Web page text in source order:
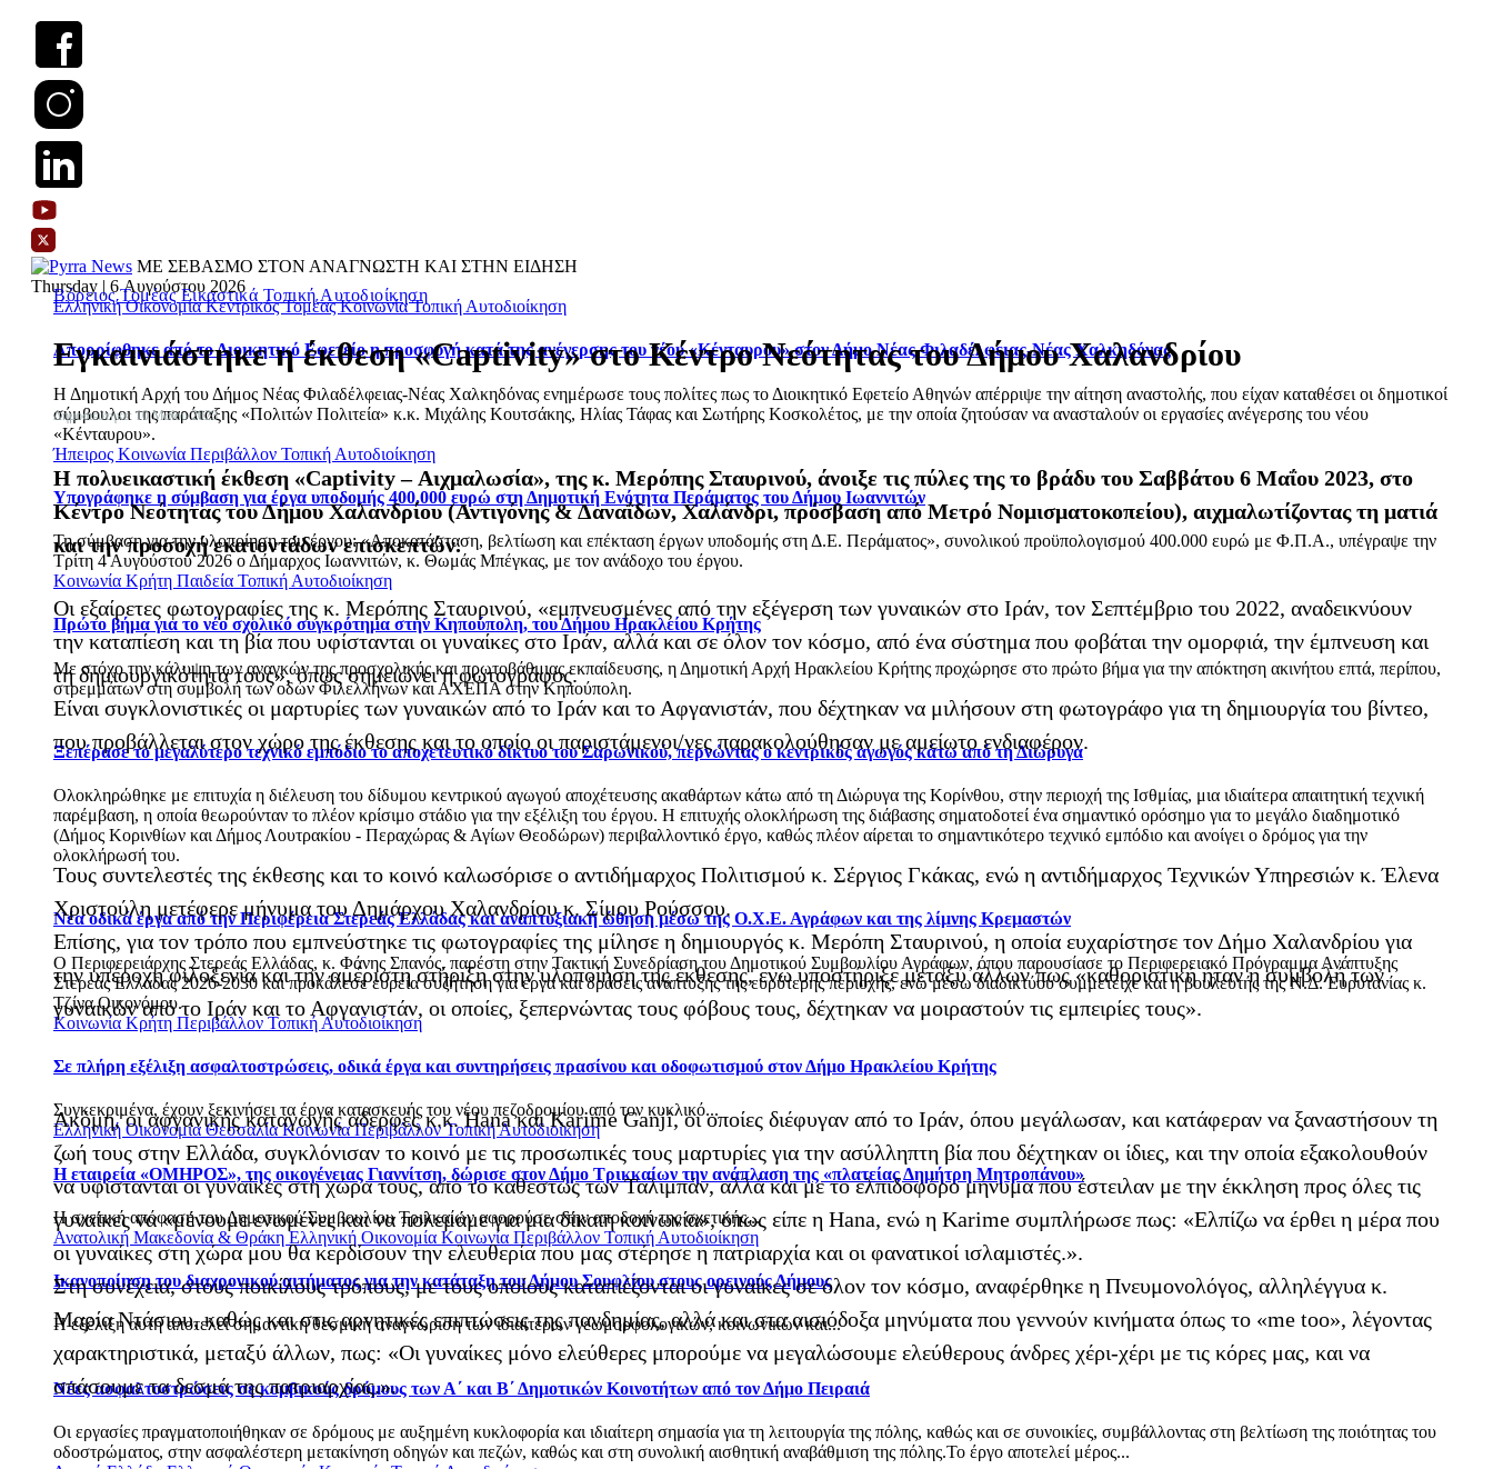
ΜΕ ΣΕΒΑΣΜΟ ΣΤΟΝ ΑΝΑΓΝΩΣΤΗ ΚΑΙ ΣΤΗΝ ΕΙΔΗΣΗ
Thursday | 6 Αυγούστου 2026
Ελληνική ΟικονομίαΚεντρικός ΤομέαςΚοινωνίαΤοπική Αυτοδιοίκηση
Απορρίφθηκε από το Διοικητικό Εφετείο η προσφυγή κατά της ανέγερσης του νέου «Κένταυρου» στον Δήμο Νέας Φιλαδέλφειας-Νέας Χαλκηδόνας
Η Δημοτική Αρχή του Δήμος Νέας Φιλαδέλφειας-Νέας Χαλκηδόνας ενημέρωσε τους πολίτες πως το Διοικητικό Εφετείο Αθηνών απέρριψε την αίτηση αναστολής, που είχαν καταθέσει οι δημοτικοί
σύμβουλοι της παράταξης «Πολιτών Πολιτεία» κ.κ. Μιχάλης Κουτσάκης, Ηλίας Τάφας και Σωτήρης Κοσκολέτος, με την οποία ζητούσαν να ανασταλούν οι εργασίες ανέγερσης του νέου
«Κένταυρου».
Ήπειρος Κοινωνία Περιβάλλον Τοπική Αυτοδιοίκηση
Υπογράφηκε η σύμβαση για έργα υποδομής 400.000 ευρώ στη Δημοτική Ενότητα Περάματος του Δήμου Ιωαννιτών
Τη σύμβαση για την υλοποίηση του έργου: «Αποκατάσταση, βελτίωση και επέκταση έργων υποδομής στη Δ.Ε. Περάματος», συνολικού προϋπολογισμού 400.000 ευρώ με Φ.Π.Α., υπέγραψε την
Τρίτη 4 Αυγούστου 2026 ο Δήμαρχος Ιωαννιτών, κ. Θωμάς Μπέγκας, με τον ανάδοχο του έργου.
Κοινωνία Κρήτη Παιδεία Τοπική Αυτοδιοίκηση
Πρώτο βήμα για το νέο σχολικό συγκρότημα στην Κηπούπολη, του Δήμου Ηρακλείου Κρήτης
Με στόχο την κάλυψη των αναγκών της προσχολικής και πρωτοβάθμιας εκπαίδευσης, η Δημοτική Αρχή Ηρακλείου Κρήτης προχώρησε στο πρώτο βήμα για την απόκτηση ακινήτου επτά, περίπου,
στρεμμάτων στη συμβολή των οδών Φιλελλήνων και ΑΧΕΠΑ στην Κηπούπολη.
Ξεπέρασε το μεγαλύτερο τεχνικό εμπόδιο το αποχετευτικό δίκτυο του Σαρωνικού, περνώντας ο κεντρικός αγωγός κάτω από τη Διώρυγα
Ολοκληρώθηκε με επιτυχία η διέλευση του δίδυμου κεντρικού αγωγού αποχέτευσης ακαθάρτων κάτω από τη Διώρυγα της Κορίνθου, στην περιοχή της Ισθμίας, μια ιδιαίτερα απαιτητική τεχνική
παρέμβαση, η οποία θεωρούνταν το πλέον κρίσιμο στάδιο για την εξέλιξη του έργου. Η επιτυχής ολοκλήρωση της διάβασης σηματοδοτεί ένα σημαντικό ορόσημο για το μεγάλο διαδημοτικό
(Δήμος Κορινθίων και Δήμος Λουτρακίου - Περαχώρας & Αγίων Θεοδώρων) περιβαλλοντικό έργο, καθώς πλέον αίρεται το σημαντικότερο τεχνικό εμπόδιο και ανοίγει ο δρόμος για την
ολοκλήρωσή του.
Νέα οδικά έργα από την Περιφέρεια Στερεάς Ελλάδας και αναπτυξιακή ώθηση μέσω της Ο.Χ.Ε. Αγράφων και της λίμνης Κρεμαστών
Ο Περιφερειάρχης Στερεάς Ελλάδας, κ. Φάνης Σπανός, παρέστη στην Τακτική Συνεδρίαση του Δημοτικού Συμβουλίου Αγράφων, όπου παρουσίασε το Περιφερειακό Πρόγραμμα Ανάπτυξης
Στερεάς Ελλάδας 2026-2030 και προκάλεσε ευρεία συζήτηση για έργα και δράσεις ανάπτυξης της ευρύτερης περιοχής, ενώ μέσω διαδικτύου συμμετείχε και η βουλευτής της Ν.Δ. Ευρυτανίας κ.
Τζίνα Οικονόμου.
Κοινωνία Κρήτη Περιβάλλον Τοπική Αυτοδιοίκηση
Σε πλήρη εξέλιξη ασφαλτοστρώσεις, οδικά έργα και συντηρήσεις πρασίνου και οδοφωτισμού στον Δήμο Ηρακλείου Κρήτης
Συγκεκριμένα, έχουν ξεκινήσει τα έργα κατασκευής του νέου πεζοδρομίου από τον κυκλικό...
Ελληνική ΟικονομίαΘεσσαλίαΚοινωνίαΠεριβάλλονΤοπική Αυτοδιοίκηση
Η εταιρεία «ΟΜΗΡΟΣ», της οικογένειας Γιαννίτση, δώρισε στον Δήμο Τρικκαίων την ανάπλαση της «πλατείας Δημήτρη Μητροπάνου»
Η σχετική απόφαση του Δημοτικού Συμβουλίου Τρικκαίων αφορούσε στην αποδοχή της σχετικής...
Ανατολική Μακεδονία & ΘράκηΕλληνική Οικονομία Κοινωνία Περιβάλλον Τοπική Αυτοδιοίκηση
Ικανοποίηση του διαχρονικού αιτήματος για την κατάταξη του Δήμου Σουφλίου στους ορεινούς Δήμους
Η εξέλιξη αυτή αποτελεί σημαντική θεσμική αναγνώριση των ιδιαίτερων γεωμορφολογικών, κοινωνικών και...
Νέες ασφαλτοστρώσεις σε κομβικούς δρόμους των Α΄ και Β΄ Δημοτικών Κοινοτήτων από τον Δήμο Πειραιά
Οι εργασίες πραγματοποιήθηκαν σε δρόμους με αυξημένη κυκλοφορία και ιδιαίτερη σημασία για τη λειτουργία της πόλης, καθώς και σε συνοικίες, συμβάλλοντας στη βελτίωση της ποιότητας του
οδοστρώματος, στην ασφαλέστερη μετακίνηση οδηγών και πεζών, καθώς και στη συνολική αισθητική αναβάθμιση της πόλης.Το έργο αποτελεί μέρος...
Βόρειος ΤομέαςΕικαστικά Τοπική Αυτοδιοίκηση
Εγκαινιάστηκε η έκθεση «Captivity» στο Κέντρο Νεότητας του Δήμου Χαλανδρίου
Δημοσιεύτηκε: 10 Μαΐου 2023
Η πολυεικαστική έκθεση «Captivity – Αιχμαλωσία», της κ. Μερόπης Σταυρινού, άνοιξε τις πύλες της το βράδυ του Σαββάτου 6 Μαΐου 2023, στο
Κέντρο Νεότητας του Δήμου Χαλανδρίου (Αντιγόνης & Δαναΐδων, Χαλάνδρι, πρόσβαση από Μετρό Νομισματοκοπείου), αιχμαλωτίζοντας τη ματιά
και την προσοχή εκατοντάδων επισκεπτών.
Οι εξαίρετες φωτογραφίες της κ. Μερόπης Σταυρινού, «εμπνευσμένες από την εξέγερση των γυναικών στο Ιράν, τον Σεπτέμβριο του 2022, αναδεικνύουν
την καταπίεση και τη βία που υφίστανται οι γυναίκες στο Ιράν, αλλά και σε όλον τον κόσμο, από ένα σύστημα που φοβάται την ομορφιά, την έμπνευση και
τη δημιουργικότητά τους», όπως σημειώνει η φωτογράφος.
Είναι συγκλονιστικές οι μαρτυρίες των γυναικών από το Ιράν και το Αφγανιστάν, που δέχτηκαν να μιλήσουν στη φωτογράφο για τη δημιουργία του βίντεο,
που προβάλλεται στον χώρο της έκθεσης και το οποίο οι παριστάμενοι/νες παρακολούθησαν με αμείωτο ενδιαφέρον.
Τους συντελεστές της έκθεσης και το κοινό καλωσόρισε ο αντιδήμαρχος Πολιτισμού κ. Σέργιος Γκάκας, ενώ η αντιδήμαρχος Τεχνικών Υπηρεσιών κ. Έλενα
Χριστούλη μετέφερε μήνυμα του Δημάρχου Χαλανδρίου κ. Σίμου Ρούσσου.
Επίσης, για τον τρόπο που εμπνεύστηκε τις φωτογραφίες της μίλησε η δημιουργός κ. Μερόπη Σταυρινού, η οποία ευχαρίστησε τον Δήμο Χαλανδρίου για
την υπέροχη φιλοξενία και την αμέριστη στήριξη στην υλοποίηση της έκθεσης, ενώ υποστήριξε μεταξύ άλλων πως «καθοριστική ήταν η συμβολή των
γυναικών από το Ιράν και το Αφγανιστάν, οι οποίες, ξεπερνώντας τους φόβους τους, δέχτηκαν να μοιραστούν τις εμπειρίες τους».
Ακόμη, οι αφγανικής καταγωγής αδερφές κ.κ. Hana και Karime Ganji, οι οποίες διέφυγαν από το Ιράν, όπου μεγάλωσαν, και κατάφεραν να ξαναστήσουν τη
ζωή τους στην Ελλάδα, συγκλόνισαν το κοινό με τις προσωπικές τους μαρτυρίες για την ασύλληπτη βία που δέχτηκαν οι ίδιες, και την οποία εξακολουθούν
να υφίστανται οι γυναίκες στη χώρα τους, από το καθεστώς των Ταλιμπάν, αλλά και με το ελπιδοφόρο μήνυμα που έστειλαν με την έκκληση προς όλες τις
γυναίκες να «μένουμε ενωμένες και να πολεμάμε για μια δίκαιη κοινωνία», όπως είπε η Hana, ενώ η Karime συμπλήρωσε πως: «Ελπίζω να έρθει η μέρα που
οι γυναίκες στη χώρα μου θα κερδίσουν την ελευθερία που μας στέρησε η πατριαρχία και οι φανατικοί ισλαμιστές.».
Στη συνέχεια, στους ποικίλους τρόπους, με τους οποίους καταπιέζονται οι γυναίκες σε όλον τον κόσμο, αναφέρθηκε η Πνευμονολόγος, αλληλέγγυα κ.
Μαρία Ντάσιου, καθώς και στις αρνητικές επιπτώσεις της πανδημίας, αλλά και στα αισιόδοξα μηνύματα που γεννούν κινήματα όπως το «me too», λέγοντας
χαρακτηριστικά, μεταξύ άλλων, πως: «Oι γυναίκες μόνο ελεύθερες μπορούμε να μεγαλώσουμε ελεύθερους άνδρες χέρι-χέρι με τις κόρες μας, και να
σπάσουμε τα δεσμά της πατριαρχίας.».